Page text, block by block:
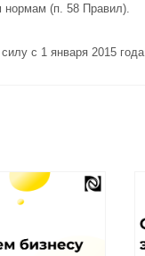
нормам (п. 58 Правил).
с 1 января 2015 года.